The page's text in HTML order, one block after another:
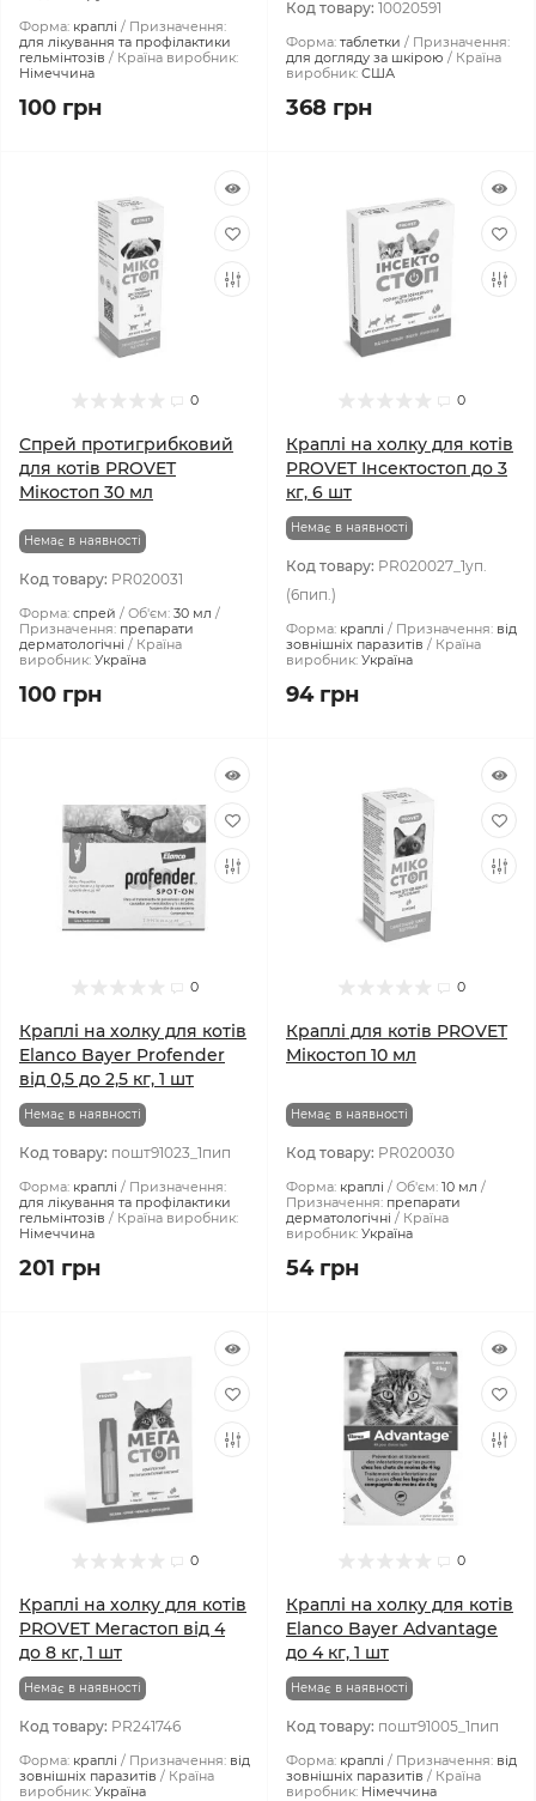
Форма: краплі
Призначення:
для лікування та профілактики
гельмінтозів
Країна виробник:
Німеччина
100 грн
Код товару: 10020591
Форма: таблетки
Призначення:
для догляду за шкірою
Країна
виробник: США
368 грн
0
Спрей протигрибковий
для котів PROVET
Мікостоп 30 мл
Немає в наявності
Код товару: PR020031
Форма: спрей Об'єм: 30 мл
Призначення: препарати
дерматологічні
Країна
виробник: Україна
100 грн
0
Краплі на холку для котів
PROVET Інсектостоп до 3
кг, 6 шт
Немає в наявності
Код товару: PR020027_1уп.
(6пип.)
Форма: краплі Призначення: від
зовнішніх паразитів
Країна
виробник: Україна
94 грн
0
Краплі на холку для котів
Elanco Bayer Profender
від 0,5 до 2,5 кг, 1 шт
Немає в наявності
Код товару: пошт91023_1пип
Форма: краплі
Призначення:
для лікування та профілактики
гельмінтозів
Країна виробник:
Німеччина
201 грн
0
Краплі для котів PROVET
Мікостоп 10 мл
Немає в наявності
Код товару: PR020030
Форма: краплі Об'єм: 10 мл
Призначення: препарати
дерматологічні
Країна
виробник: Україна
54 грн
0
Краплі на холку для котів
PROVET Мегастоп від 4
до 8 кг, 1 шт
Немає в наявності
Код товару: PR241746
Форма: краплі Призначення: від
зовнішніх паразитів
Країна
виробник: Україна
0
Краплі на холку для котів
Elanco Bayer Advantage
до 4 кг, 1 шт
Немає в наявності
Код товару: пошт91005_1пип
Форма: краплі Призначення: від
зовнішніх паразитів
Країна
виробник: Німеччина